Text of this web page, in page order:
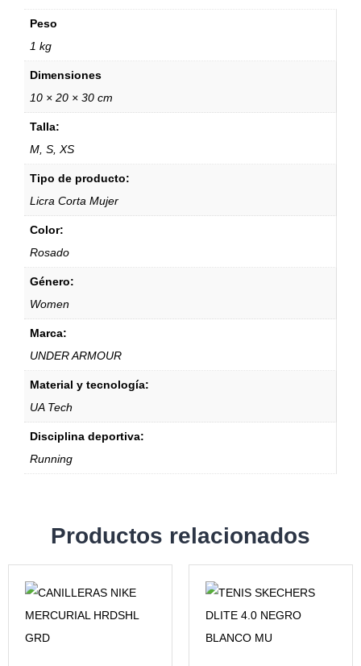
Peso
1 kg
Dimensiones
10 × 20 × 30 cm
Talla:
M, S, XS
Tipo de producto:
Licra Corta Mujer
Color:
Rosado
Género:
Women
Marca:
UNDER ARMOUR
Material y tecnología:
UA Tech
Disciplina deportiva:
Running
Productos relacionados